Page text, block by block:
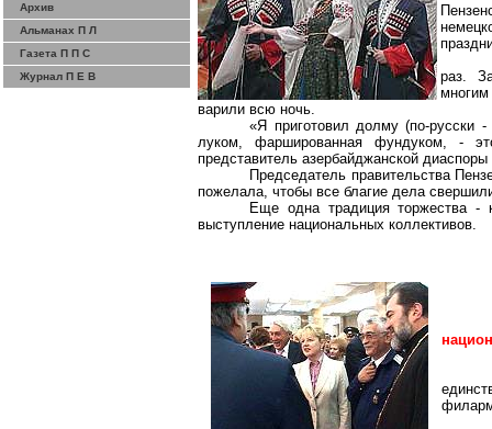
Архив
Альманах П Л
Газета П П С
Журнал П Е В
раз.
варили всю ночь.
«Я приготовил долму(по-русски -
луком, фаршированная фундуком, -
представитель азербайджанской диаспоры
Председатель правительства
пожелала, чтобы все благие дела
Еще одна традиция торжества -
выступление национальных коллективов.